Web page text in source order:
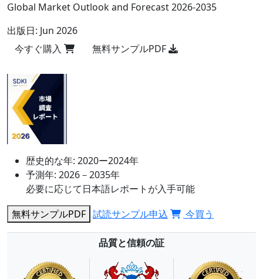
Global Market Outlook and Forecast 2026-2035
出版日: Jun 2026
今すぐ購入
無料サンプルPDF
歴史的な年: 2020ー2024年
予測年: 2026－2035年
必要に応じて日本語レポートが入手可能
無料サンプルPDF 試読サンプル申込 今買う
品質と信頼の証